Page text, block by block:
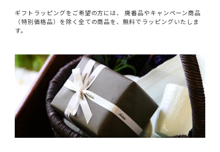
ギフトラッピングをご希望の方には、 廃番品やキャンペーン商品
（特別価格品）を除く全ての商品を、無料でラッピングいたしま
す。